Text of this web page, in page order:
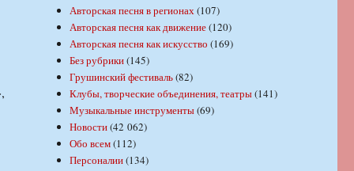
Авторская песня в регионах(107)
Авторская песня как движение(120)
Авторская песня как искусство (169)
Без рубрики(145)
Грушинский фестиваль(82)
Клубы, творческие объединения, театры(141)
Музыкальные инструменты(69)
Новости(42 062)
Обо всем(112)
Персоналии(134)